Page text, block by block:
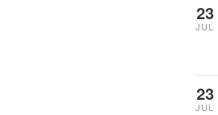
23
JUL
23
JUL